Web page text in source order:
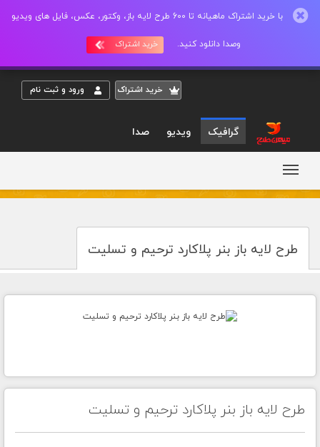
با خرید اشتراک ماهیانه تا 600 طرح لایه باز، وکتور، عکس، فایل های ویدیو
وصدا دانلود کنید. خرید اشتراک
خريد اشتراک ورود و ثبت نام
گرافیک ویدیو صدا
طرح لایه باز بنر پلاکارد ترحیم و تسلیت
طرح لایه باز بنر پلاکارد ترحیم و تسلیت